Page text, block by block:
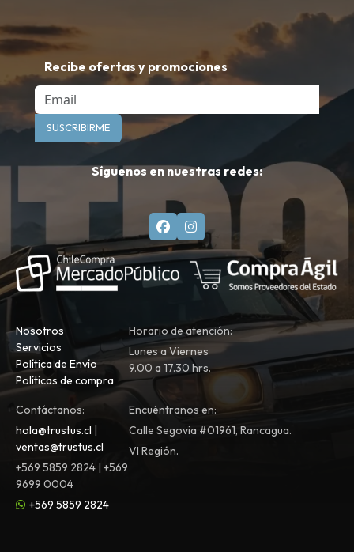
Recibe ofertas y promociones
Email
SUSCRIBIRME
Síguenos en nuestras redes:
Nosotros
Servicios
Política de Envío
Políticas de compra
Horario de atención:
Lunes a Viernes
9.00 a 17.30 hrs.
Contáctanos:
hola@trustus.cl |
ventas@trustus.cl
+569 5859 2824 | +569
9699 0004
+569 5859 2824
Encuéntranos en:
Calle Segovia #01961, Rancagua.
VI Región.